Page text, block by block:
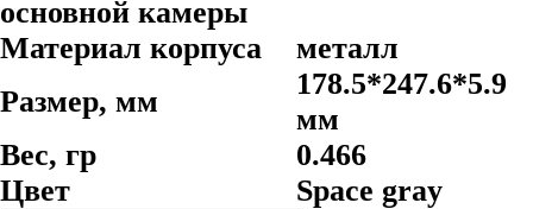
основной камеры
Материал корпуса
металл
Размер, мм
178.5*247.6*5.9
мм
Вес, гр
0.466
Цвет
Space gray